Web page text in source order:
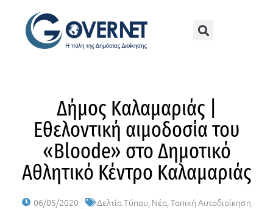
Δήμος Καλαμαριάς |
Εθελοντική αιμοδοσία του
«Bloode» στο Δημοτικό
Αθλητικό Κέντρο Καλαμαριάς
06/05/2020 Δελτία Τύπου Νέα Τοπική Αυτοδιοίκηση